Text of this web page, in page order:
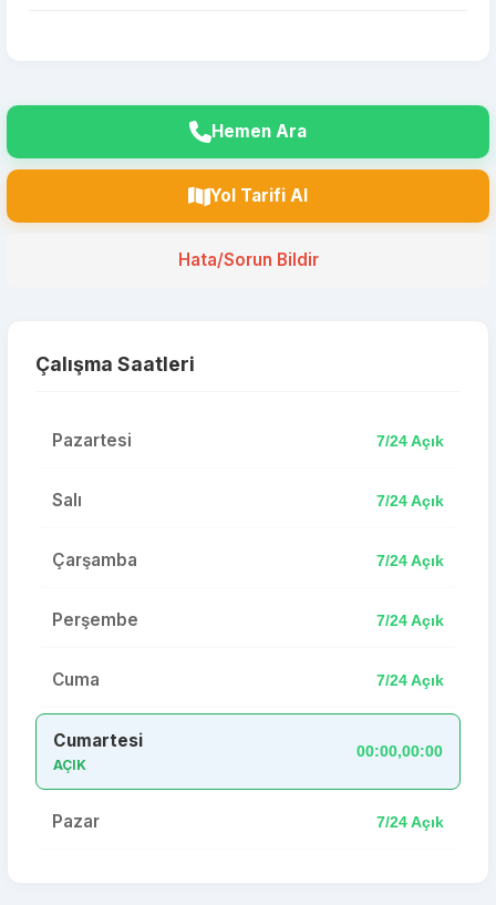
Hemen Ara
Yol Tarifi Al
Hata/Sorun Bildir
Çalışma Saatleri
Pazartesi 7/24 Açık
Salı 7/24 Açık
Çarşamba 7/24 Açık
Perşembe 7/24 Açık
Cuma 7/24 Açık
Cumartesi
AÇIK
00:00,00:00
Pazar 7/24 Açık